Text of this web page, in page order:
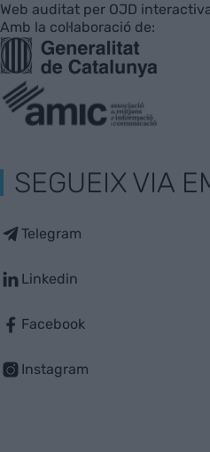
Web auditat per OJD
Amb la col·laboració de:
SEGUEIX VIA
Telegram
Linkedin
Facebook
Instagram